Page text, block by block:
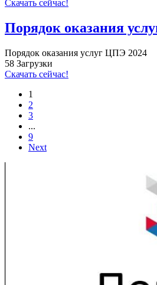
Скачать сейчас!
Порядок оказания
Порядок оказания услуг ЦПЭ 2024
58 Загрузки
Скачать сейчас!
1
2
3
...
9
Next